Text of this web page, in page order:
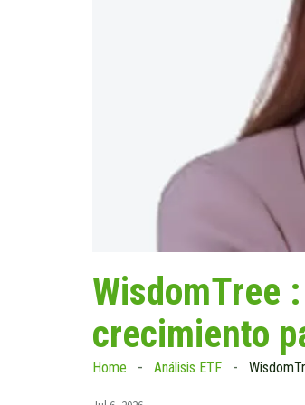
WisdomTree
crecimiento
Home Análisis ETF